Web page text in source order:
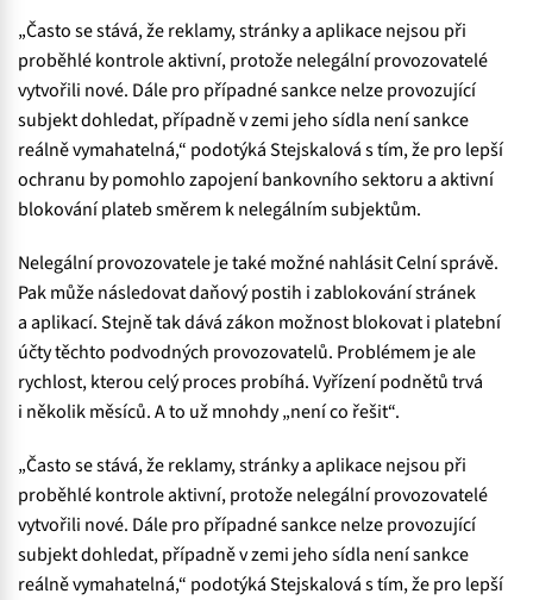
„Často se stává, že reklamy, stránky a aplikace nejsou při
proběhlé kontrole aktivní, protože nelegální provozovatelé
vytvořili nové. Dále pro případné sankce nelze provozující
subjekt dohledat, případně v zemi jeho sídla není sankce
reálně vymahatelná,“ podotýká Stejskalová s tím, že pro lepší
ochranu by pomohlo zapojení bankovního sektoru a aktivní
blokování plateb směrem k nelegálním subjektům.
Nelegální provozovatele je také možné nahlásit Celní správě.
Pak může následovat daňový postih i zablokování stránek
a aplikací. Stejně tak dává zákon možnost blokovat i platební
účty těchto podvodných provozovatelů. Problémem je ale
rychlost, kterou celý proces probíhá. Vyřízení podnětů trvá
i několik měsíců. A to už mnohdy „není co řešit“.
„Často se stává, že reklamy, stránky a aplikace nejsou při
proběhlé kontrole aktivní, protože nelegální provozovatelé
vytvořili nové. Dále pro případné sankce nelze provozující
subjekt dohledat, případně v zemi jeho sídla není sankce
reálně vymahatelná,“ podotýká Stejskalová s tím, že pro lepší